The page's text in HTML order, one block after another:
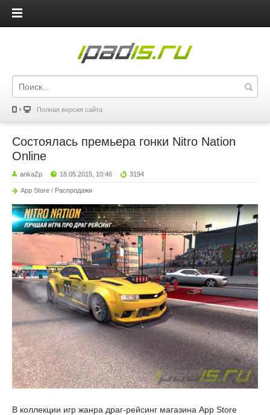
iPadis.ru
Полная версия сайта
Состоялась премьера гонки Nitro Nation
Online
ankaZp 18.05.2015, 10:46 3194
App Store / Распродажи
В коллекции игр жанра драг-рейсинг магазина App Store